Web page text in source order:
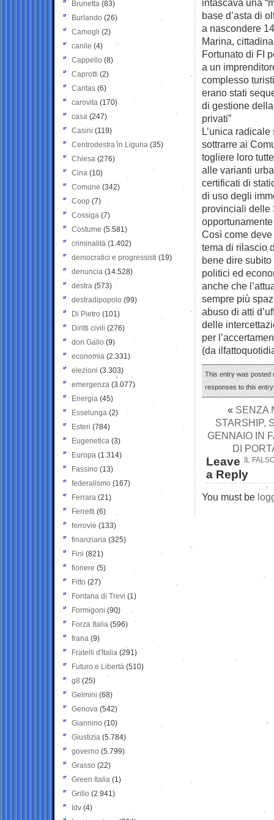
intascava una
base d’asta di
a nascondere
Marina,
Fortunato di FI
a un
complesso
erano stati
di gestione
privati”
L’unica
sottrarre ai
togliere loro
alle varianti
certificati di
di uso degli
provinciali delle
Così come
tema di rilascio
bene dire
politici ed
anche che
sempre più
abuso di atti
delle
per
(da
This entry was posted
responses to this
« SENZA
STARSHIP,
GENNAIO IN
DI
IL
Leave
a Reply
You must be
Brunetta (83)
Burlando (26)
Camogli (2)
canile (4)
Cappello (8)
Caprotti (2)
Caritas (6)
carovita (170)
casa (247)
Casini (119)
Centrodestra in Liguria (35)
Chiesa (276)
Cina (10)
Comune (342)
Coop (7)
Cossiga (7)
Costume (5.581)
criminalità (1.402)
democratici e progressisti (19)
denuncia (14.528)
destra (573)
destradipopolo (99)
Di Pietro (101)
Diritti civili (276)
don Gallo (9)
economia (2.331)
elezioni (3.303)
emergenza (3.077)
Energia (45)
Esselunga (2)
Esteri (784)
Eugenetica (3)
Europa (1.314)
Fassino (13)
federalismo (167)
Ferrara (21)
Ferretti (6)
ferrovie (133)
finanziaria (325)
Fini (821)
fioriere (5)
Fitto (27)
Fontana di Trevi (1)
Formigoni (90)
Forza Italia (596)
frana (9)
Fratelli d'Italia (291)
Futuro e Libertà (510)
g8 (25)
Gelmini (68)
Genova (542)
Giannino (10)
Giustizia (5.784)
governo (5.799)
Grasso (22)
Green Italia (1)
Grillo (2.941)
Idv (4)